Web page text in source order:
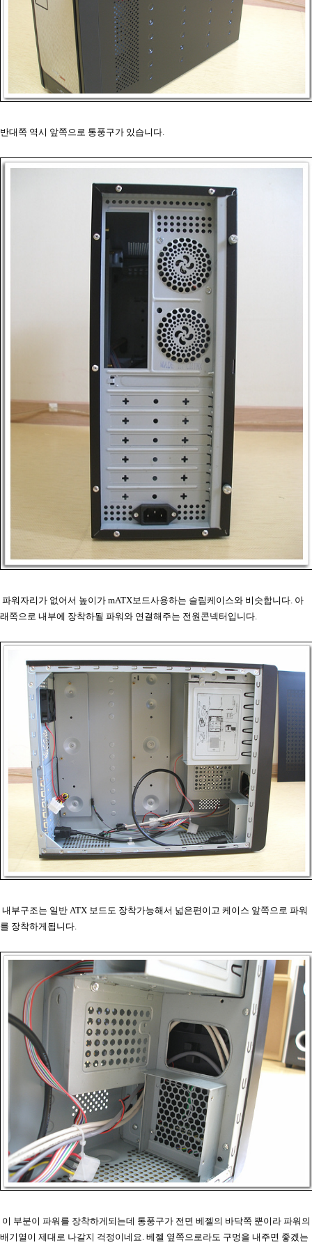
반대쪽 역시 앞쪽으로 통풍구가 있습니다.
파워자리가 없어서 높이가 mATX보드사용하는 슬림케이스와 비슷합니다. 아
래쪽으로 내부에 장착하될 파워와 연결해주는 전원콘넥터입니다.
내부구조는 일반 ATX 보드도 장착가능해서 넓은편이고 케이스 앞쪽으로 파워
를 장착하게됩니다.
이 부분이 파워를 장착하게되는데 통풍구가 전면 베젤의 바닥쪽 뿐이라 파워의
배기열이 제대로 나갈지 걱정이네요. 베젤 옆쪽으로라도 구멍을 내주면 좋겠는